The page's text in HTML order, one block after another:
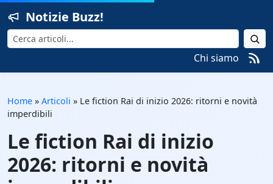
Notizie Buzz!
Cerca
Chi siamo
Home » Articoli » Le fiction Rai di inizio 2026: ritorni e novità
imperdibili
Le fiction Rai di inizio
2026: ritorni e novità